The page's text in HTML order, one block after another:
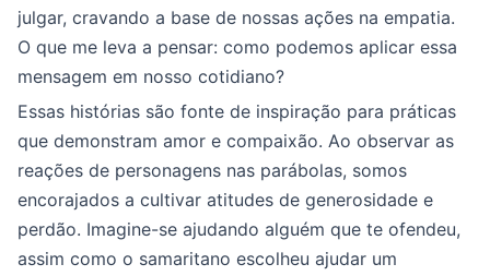
julgar, cravando a base de nossas ações na empatia.
O que me leva a pensar: como podemos aplicar essa
mensagem em nosso cotidiano?
Essas histórias são fonte de inspiração para práticas
que demonstram amor e compaixão. Ao observar as
reações de personagens nas parábolas, somos
encorajados a cultivar atitudes de generosidade e
perdão. Imagine-se ajudando alguém que te ofendeu,
assim como o samaritano escolheu ajudar um